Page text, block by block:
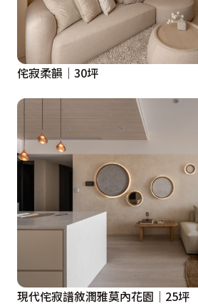
侘寂柔韻│30坪
現代侘寂譜敘潤雅莫內花園│25坪